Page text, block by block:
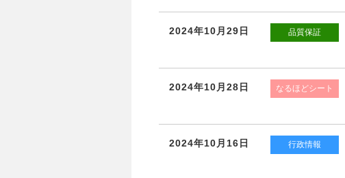
2024年10月29日 品質保証
2024年10月28日 なるほどシート
2024年10月16日 行政情報